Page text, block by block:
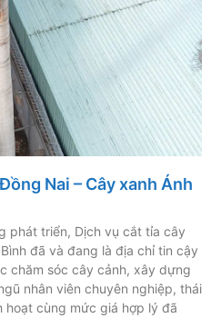
Nai – Cây xanh Ánh
phát triển, Dịch vụ cắt tỉa cây
đã và đang là địa chỉ tin cậy
chăm sóc cây cảnh, xây dựng
nhân viên chuyên nghiệp, thái
hoạt cùng mức giá hợp lý đã